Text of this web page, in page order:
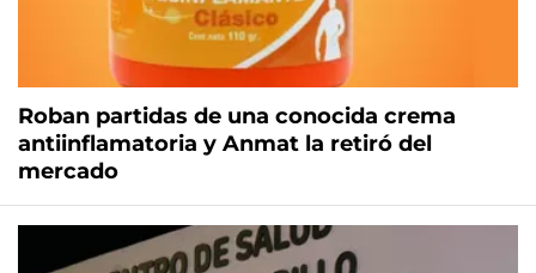
Roban partidas de una conocida crema
antiinflamatoria y Anmat la retiró del
mercado